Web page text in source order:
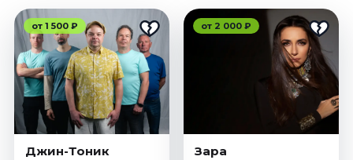
от 1 500 ₽
Джин-Тоник
от 2 000 ₽
Зара